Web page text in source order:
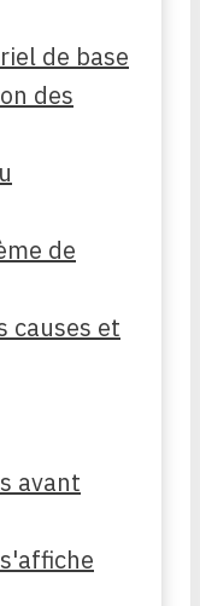
de base
des
de
causes et
avant